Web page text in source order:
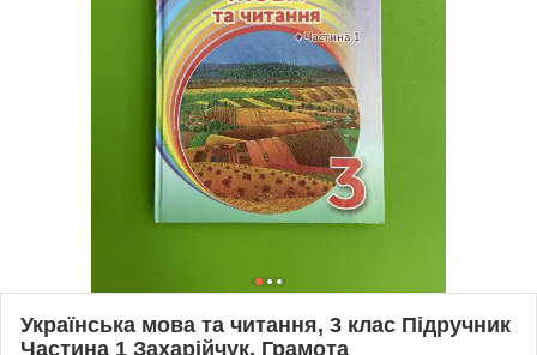
Українська мова та читання, 3 клас Підручник
Частина 1 Захарійчук, Грамота